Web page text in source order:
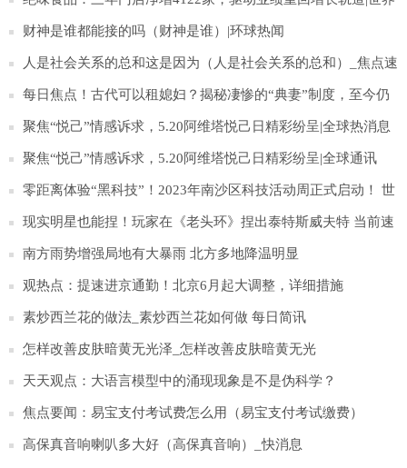
今日报
财神是谁都能接的吗（财神是谁）|环球热闻
人是社会关系的总和这是因为（人是社会关系的总和）_焦点速
讯
每日焦点！古代可以租媳妇？揭秘凄惨的“典妻”制度，至今仍
存在
聚焦“悦己”情感诉求，5.20阿维塔悦己日精彩纷呈|全球热消息
聚焦“悦己”情感诉求，5.20阿维塔悦己日精彩纷呈|全球通讯
零距离体验“黑科技”！2023年南沙区科技活动周正式启动！ 世
界消息
现实明星也能捏！玩家在《老头环》捏出泰特斯威夫特 当前速
看
南方雨势增强局地有大暴雨 北方多地降温明显
观热点：提速进京通勤！北京6月起大调整，详细措施
素炒西兰花的做法_素炒西兰花如何做 每日简讯
怎样改善皮肤暗黄无光泽_怎样改善皮肤暗黄无光
天天观点：大语言模型中的涌现现象是不是伪科学？
焦点要闻：易宝支付考试费怎么用（易宝支付考试缴费）
高保真音响喇叭多大好（高保真音响）_快消息